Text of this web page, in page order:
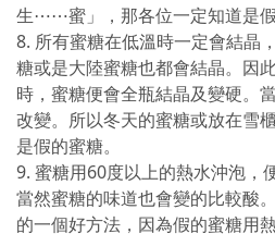
生⋯⋯蜜」，那各位一定知道是假
8. 所有蜜糖在低溫時一定會結晶
糖或是大陸蜜糖也都會結晶。因
時，蜜糖便會全瓶結晶及變硬。
改變。所以冬天的蜜糖或放在雪
是假的蜜糖。
9. 蜜糖用60度以上的熱水沖泡，
當然蜜糖的味道也會變的比較酸
的一個好方法，因為假的蜜糖用